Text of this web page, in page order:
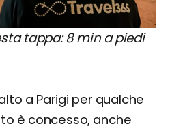
tappa: 8 min a piedi
a Parigi per qualche
è concesso, anche